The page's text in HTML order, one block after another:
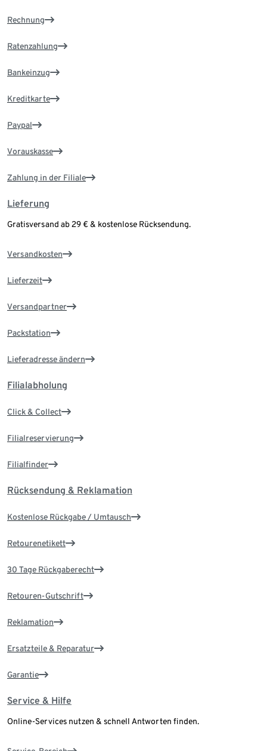
Rechnung
Ratenzahlung
Bankeinzug
Kreditkarte
Paypal
Vorauskasse
Zahlung in der Filiale
Lieferung
Gratisversand ab 29 € & kostenlose Rücksendung.
Versandkosten
Lieferzeit
Versandpartner
Packstation
Lieferadresse ändern
Filialabholung
Click & Collect
Filialreservierung
Filialfinder
Rücksendung & Reklamation
Kostenlose Rückgabe / Umtausch
Retourenetikett
30 Tage Rückgaberecht
Retouren-Gutschrift
Reklamation
Ersatzteile & Reparatur
Garantie
Service & Hilfe
Online-Services nutzen & schnell Antworten finden.